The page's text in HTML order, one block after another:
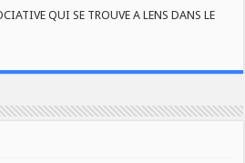
QUI SE TROUVE A LENS DANS LE